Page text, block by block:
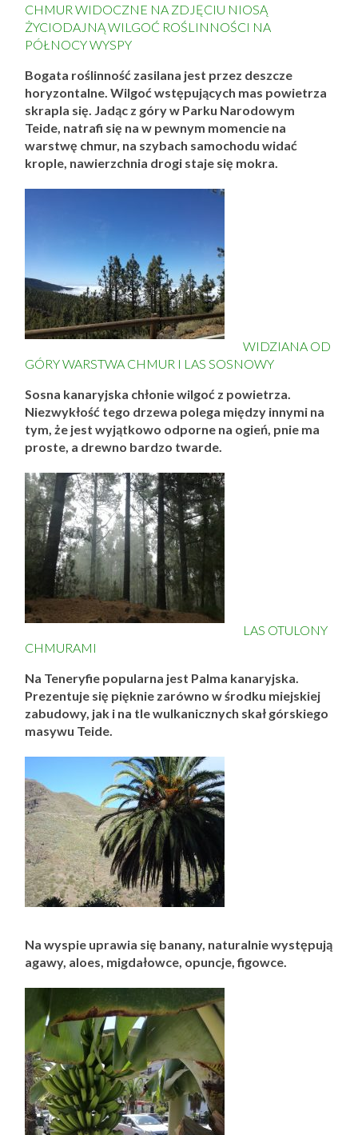
CHMUR WIDOCZNE NA ZDJĘCIU NIOSĄ
ŻYCIODAJNĄ WILGOĆ ROŚLINNOŚCI NA
PÓŁNOCY WYSPY
Bogata roślinność zasilana jest przez deszcze
horyzontalne. Wilgoć wstępujących mas powietrza
skrapla się. Jadąc z góry w Parku Narodowym
Teide, natrafi się na w pewnym momencie na
warstwę chmur, na szybach samochodu widać
krople, nawierzchnia drogi staje się mokra.
WIDZIANA OD
GÓRY WARSTWA CHMUR I LAS SOSNOWY
Sosna kanaryjska chłonie wilgoć z powietrza.
Niezwykłość tego drzewa polega między innymi na
tym, że jest wyjątkowo odporne na ogień, pnie ma
proste, a drewno bardzo twarde.
LAS OTULONY
CHMURAMI
Na Teneryfie popularna jest Palma kanaryjska.
Prezentuje się pięknie zarówno w środku miejskiej
zabudowy, jak i na tle wulkanicznych skał górskiego
masywu Teide.
Na wyspie uprawia się banany, naturalnie występują
agawy, aloes, migdałowce, opuncje, figowce.